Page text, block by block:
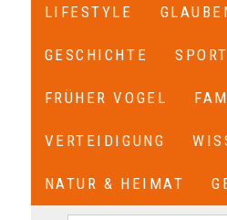
LIFESTYLE
GESCHICHTE SPORT
FRÜHER VOGEL
VERTEIDIGUNG
NATUR & HEIMAT